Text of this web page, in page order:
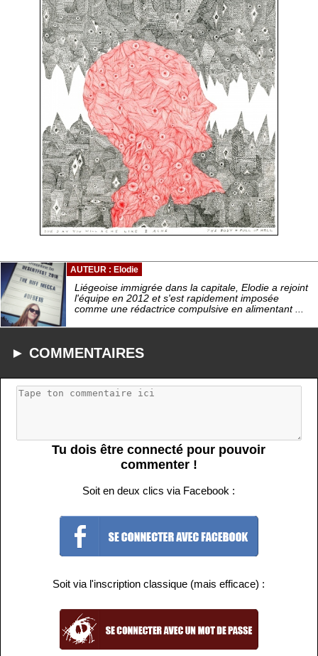
AUTEUR : Elodie
Liégeoise immigrée dans la capitale, Elodie a rejoint
l'équipe en 2012 et s'est rapidement imposée
comme une rédactrice compulsive en alimentant ...
► COMMENTAIRES
Tu dois être connecté pour pouvoir
commenter !
Soit en deux clics via Facebook :
Soit via l'inscription classique (mais efficace) :